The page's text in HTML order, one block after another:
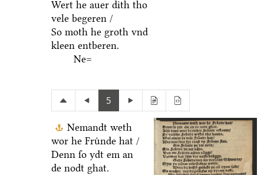
Wert he auer dith tho
vele begeren /
So moth he groth vnd
kleen entberen.
Ne=
5
Nemandt weth
wor he Fruͤnde hat /
Denn ſo ydt em an
de nodt ghat.